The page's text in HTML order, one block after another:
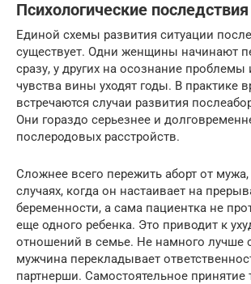
Психологические
Единой схемы развития ситуации
существует. Одни женщины начинают
сразу, у других на осознание
чувства вины уходят годы. В практике
встречаются случаи развития
Они гораздо серьезнее и
послеродовых расстройств.
Сложнее всего пережить аборт от
случаях, когда он настаивает на
беременности, а сама пациентка не
еще одного ребенка. Это приводит к
отношений в семье. Не намного лучше
мужчина перекладывает
партнерши. Самостоятельное принятие